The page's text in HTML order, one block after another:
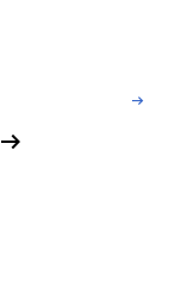
arrow_right_alt
arrow_right_alt